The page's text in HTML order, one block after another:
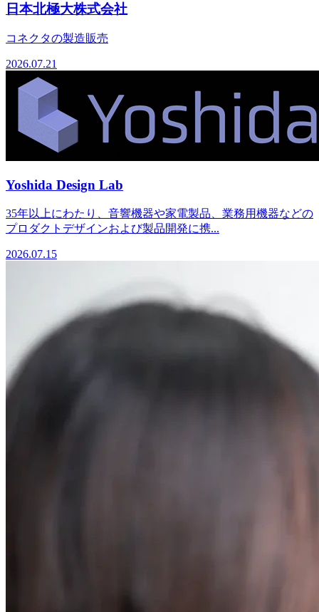
日本北極大株式会社
コネクタの製造販売
2026.07.21
Yoshida Design Lab
35年以上にわたり、音響機器や家電製品、業務用機器などの
プロダクトデザインおよび製品開発に携...
2026.07.15